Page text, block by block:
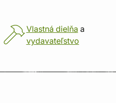
Vlastná dielňa a
vydavateľstvo